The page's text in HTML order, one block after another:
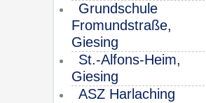
Grundschule
Fromundstraße,
Giesing
St.-Alfons-Heim,
Giesing
ASZ Harlaching